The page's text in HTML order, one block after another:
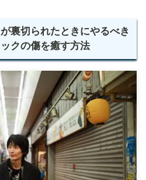
裏切られたときにやるべき
クの傷を癒す方法